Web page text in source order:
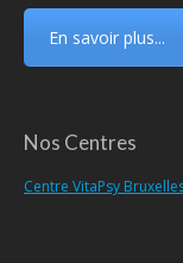
En savoir plus...
Nos Centres
Centre VitaPsy